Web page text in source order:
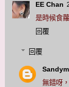
EE Chan
是時候食
回覆
回覆
無錯呀